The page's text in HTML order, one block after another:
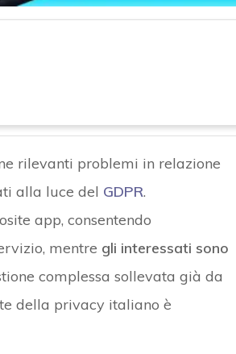
rilevanti problemi in relazione
alla luce del GDPR.
app, consentendo
mentre gli interessati sono
complessa sollevata già da
della privacy italiano è